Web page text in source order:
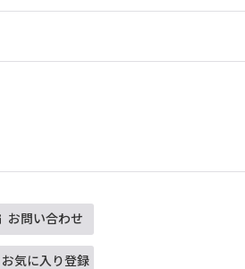
お問い合わせ
お気に入り登録